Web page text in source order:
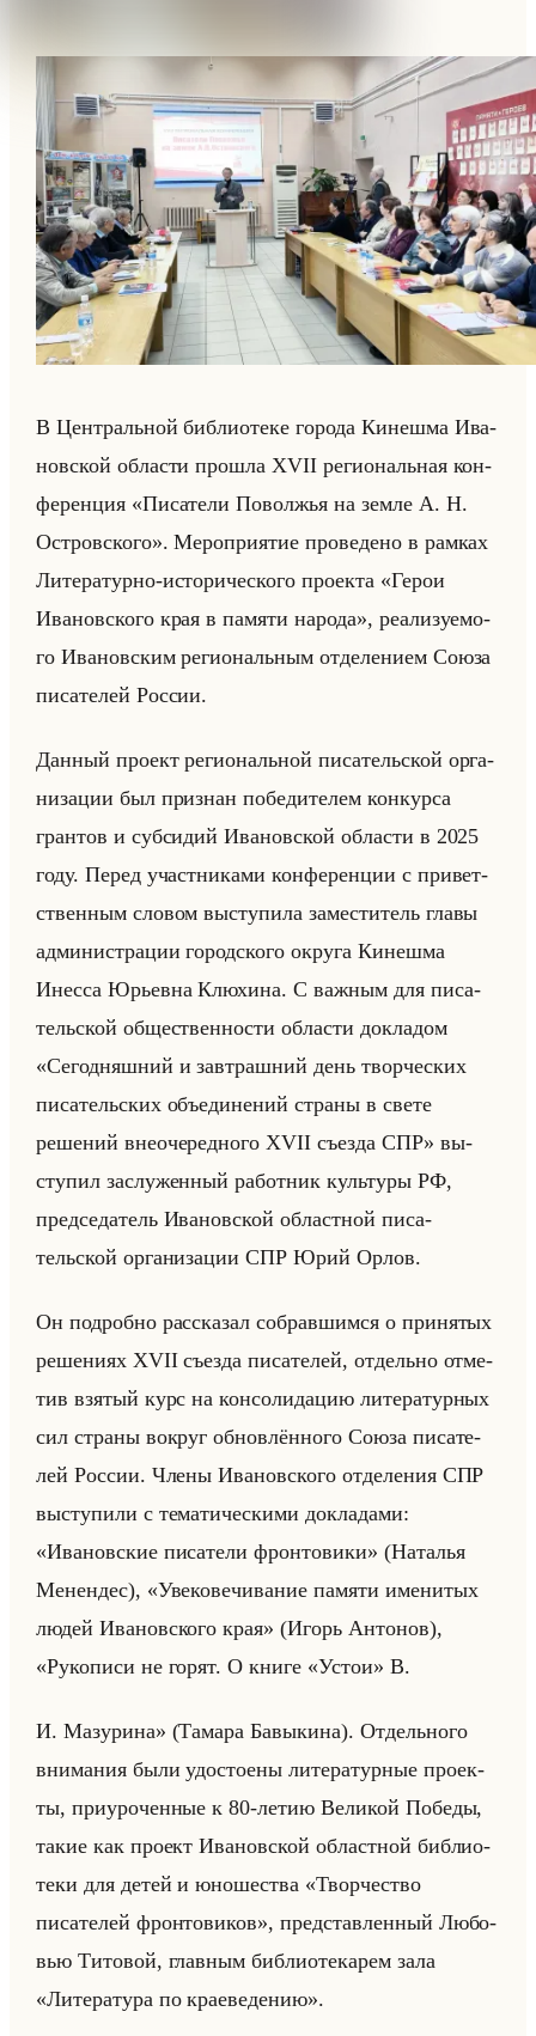
В Цен­тральной биб­лио­те­ке го­ро­да Ки­неш­ма Ива­
нов­ской об­ла­сти про­шла XVII ре­ги­ональная кон­
фе­рен­ция «Писатели Поволжья на земле А. Н.
Островского». Ме­ро­при­ятие про­ве­де­но в рам­ках
Ли­те­ра­тур­но-ис­то­ри­че­ско­го про­ек­та «Герои
Ивановского края в памяти народа», ре­али­зу­емо­
го Ива­нов­ским ре­ги­ональным от­де­ле­ни­ем Союза
пи­са­те­лей Рос­сии.
Дан­ный про­ект ре­ги­ональной пи­са­тельской ор­га­
ни­за­ции был при­знан по­бе­ди­те­лем кон­кур­са
гран­тов и суб­си­дий Ива­нов­ской об­ла­сти в 2025
году. Перед участ­ни­ка­ми кон­фе­рен­ции с при­вет­
ствен­ным сло­вом вы­сту­пи­ла за­ме­сти­тель главы
ад­ми­ни­стра­ции го­род­ско­го окру­га Ки­неш­ма
Инес­са Юрьев­на Клю­хи­на. С важ­ным для пи­са­
тельской об­ще­ствен­но­сти об­ла­сти до­кла­дом
«Сегодняшний и завтрашний день творческих
писательских объединений страны в свете
решений внеочередного ХVII съезда СПР» вы­
сту­пил за­слу­жен­ный ра­бот­ник культу­ры РФ,
пред­се­да­тель Ива­нов­ской об­ласт­ной пи­са­
тельской ор­га­ни­за­ции СПР Юрий Орлов.
Он по­дроб­но рас­ска­зал со­брав­шим­ся о при­ня­тых
ре­ше­ни­ях ХVII съез­да пи­са­те­лей, от­дельно от­ме­
тив взя­тый курс на кон­со­ли­да­цию ли­те­ра­тур­ных
сил стра­ны во­круг об­нов­лён­но­го Союза пи­са­те­
лей Рос­сии. Члены Ива­нов­ско­го от­де­ле­ния СПР
вы­сту­пи­ли с те­ма­ти­че­ски­ми до­кла­да­ми:
«Ивановские писатели фронтовики» (На­та­лья
Ме­нен­дес), «Увековечивание памяти именитых
людей Ивановского края» (Игорь Ан­то­нов),
«Рукописи не горят. О книге «Устои» В.
И. Ма­зу­ри­на» (Та­ма­ра Ба­вы­ки­на). От­дельно­го
вни­ма­ния были удо­сто­ены ли­те­ра­тур­ные про­ек­
ты, при­уро­чен­ные к 80-летию Ве­ли­кой По­бе­ды,
такие как про­ект Ива­нов­ской об­ласт­ной биб­лио­
те­ки для детей и юно­ше­ства «Творчество
писателей фронтовиков», пред­став­лен­ный Лю­бо­
вью Ти­то­вой, глав­ным биб­лио­те­ка­рем зала
«Литература по краеведению».